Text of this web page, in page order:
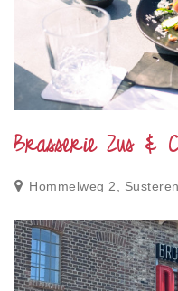
Brasserie Zus &
Hommelweg 2, Susteren